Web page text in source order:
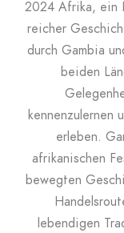
2024 Afrika, ein
reicher
durch Gambia
beiden
kennenzulernen
erleben.
afrikanischen
bewegten
lebendigen